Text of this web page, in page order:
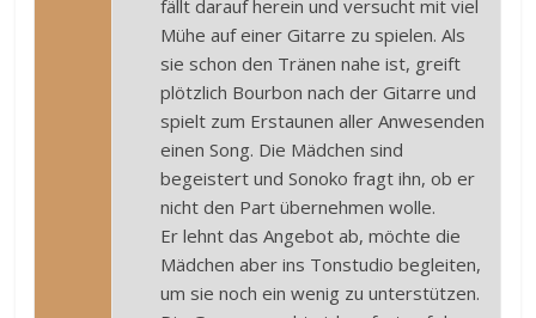
fällt darauf herein und versucht mit viel
Mühe auf einer Gitarre zu spielen. Als
sie schon den Tränen nahe ist, greift
plötzlich Bourbon nach der Gitarre und
spielt zum Erstaunen aller Anwesenden
einen Song. Die Mädchen sind
begeistert und Sonoko fragt ihn, ob er
nicht den Part übernehmen wolle.
Er lehnt das Angebot ab, möchte die
Mädchen aber ins Tonstudio begleiten,
um sie noch ein wenig zu unterstützen.